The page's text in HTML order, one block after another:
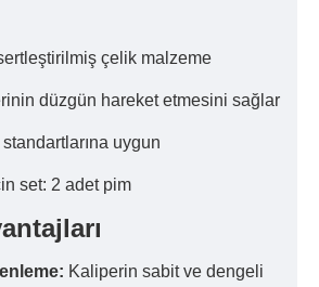
çelik malzeme
düzgün hareket etmesini sağlar
uygun
set: 2 adet pim
Kaliperin sabit ve dengeli